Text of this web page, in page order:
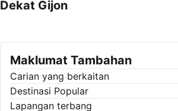
Dekat Gijon
Maklumat Tambahan
Carian yang berkaitan
Destinasi Popular
Lapangan terbang